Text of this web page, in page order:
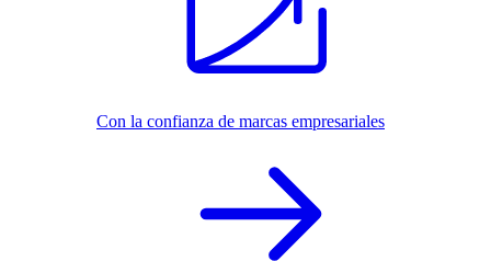
Con la confianza de marcas empresariales